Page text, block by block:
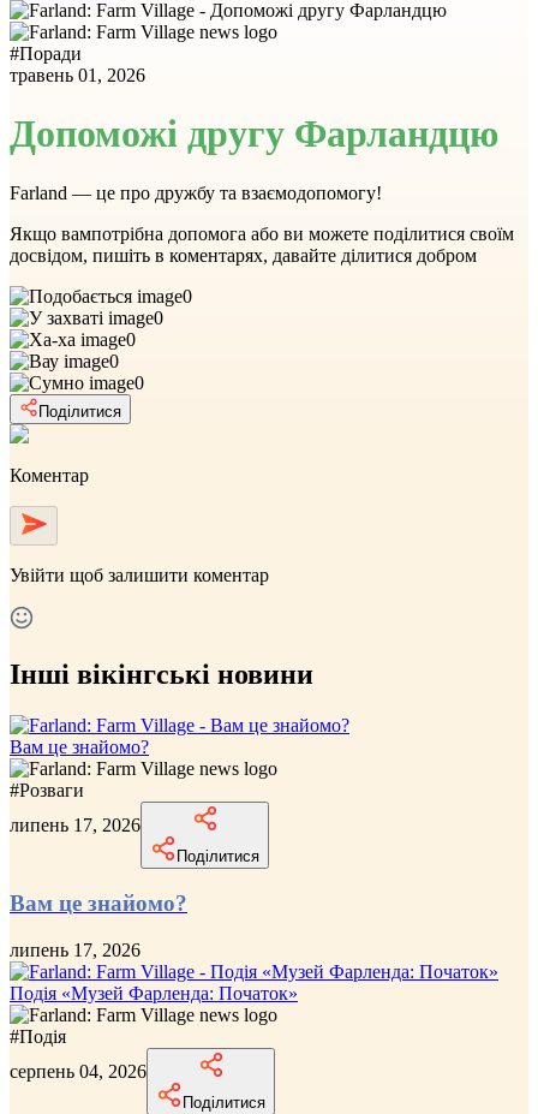
#Поради
травень 01, 2026
Допоможі другу Фарландцю
Farland — це про дружбу та взаємодопомогу!
Якщо вампотрібна допомога або ви можете поділитися своїм
досвідом, пишіть в коментарях, давайте ділитися добром
0
0
0
0
0
Поділитися
Коментар
Увійти щоб залишити коментар
Інші вікінгські новини
Вам це знайомо?
#Розваги
липень 17, 2026
Поділитися
Вам це знайомо?
липень 17, 2026
Подія «Музей Фарленда: Початок»
#Подія
серпень 04, 2026
Поділитися